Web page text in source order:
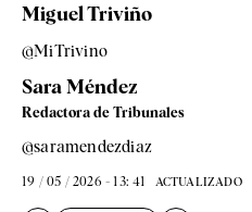
Miguel Triviño
@MiTrivino
Sara Méndez
Redactora de Tribunales
@saramendezdiaz
19 / 05 / 2026 - 13: 41 ACTUALIZADO